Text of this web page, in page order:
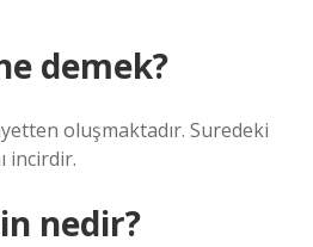
demek?
oluşmaktadır. Suredeki
incirdir.
nedir?